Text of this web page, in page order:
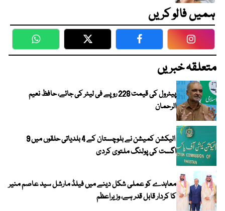
ہمیں فالو کریں
WhatsApp Twitter Facebook
متعلقہ خبریں
پیٹرول کی قیمت 228 روپے فی لیٹر کی جائے، حافظ نعیم
الرحمان
الیکشن کمیشن نے بلوچستان کے 4 بلدیاتی حلقوں میں 9
اگست کی پولنگ ملتوی کردی
معاہدے کو عملی شکل دینے میں فیلڈ مارشل سید عاصم منیر
کا کردار قابل قدر ہے، وزیراعظم